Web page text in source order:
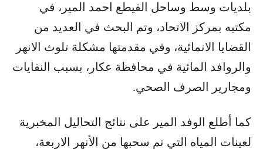
بلديات وسط وساحل القيطع احمد المير، في
مكتبه بمركز الاتحاد، وتم البحث في العديد من
القضايا الانمائية، وفي مقدمتها مشكلة تلوث الانهر
والروافد المائية في محافظة عكار، بسبب النفايات
ومجارير الصرف الصحي.
كما أطلع الوفد المير على نتائج التحاليل المخبرية
لعينات المياه التي تم سحبها من الأنهر الاربعة،